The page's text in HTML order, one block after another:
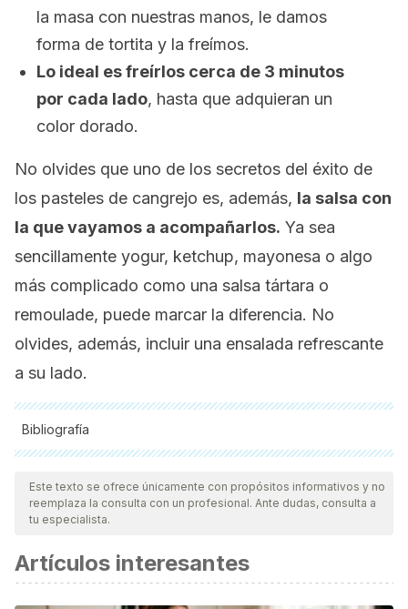
la masa con nuestras manos, le damos
forma de tortita y la freímos.
Lo ideal es freírlos cerca de 3 minutos
por cada lado, hasta que adquieran un
color dorado.
No olvides que uno de los secretos del éxito de
los pasteles de cangrejo es, además, la salsa con
la que vayamos a acompañarlos. Ya sea
sencillamente yogur, ketchup, mayonesa o algo
más complicado como una salsa tártara o
remoulade, puede marcar la diferencia. No
olvides, además, incluir una ensalada refrescante
a su lado.
Bibliografía
Todas las fuentes citadas fueron revisadas a profundidad por
nuestro equipo, para asegurar su calidad, confiabilidad,
vigencia y validez.La bibliografía de este artículo fue
científica.
Ryota Hosomi et al. “Seafood Consumption and
Este texto se ofrece únicamente con propósitos informativos y no
reemplaza la consulta con un profesional. Ante dudas, consulta a
tu especialista.
Artículos interesantes